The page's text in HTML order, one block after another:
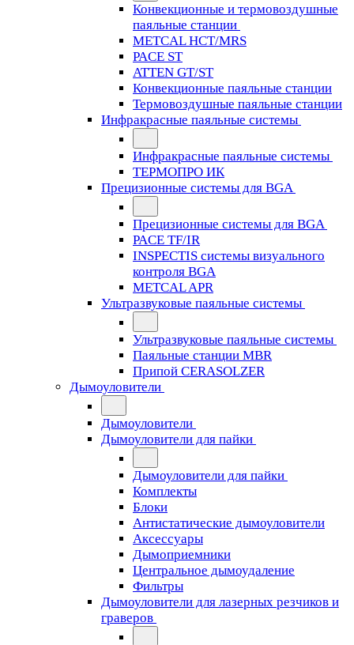
Конвекционные и термовоздушные
паяльные станции
METCAL HCT/MRS
PACE ST
ATTEN GT/ST
Конвекционные паяльные станции
Термовоздушные паяльные станции
Инфракрасные паяльные системы
Инфракрасные паяльные системы
ТЕРМОПРО ИК
Прецизионные системы для BGA
Прецизионные системы для BGA
PACE TF/IR
INSPECTIS системы визуального
контроля BGA
METCAL APR
Ультразвуковые паяльные системы
Ультразвуковые паяльные системы
Паяльные станции MBR
Припой CERASOLZER
Дымоуловители
Дымоуловители
Дымоуловители для пайки
Дымоуловители для пайки
Комплекты
Блоки
Антистатические дымоуловители
Аксессуары
Дымоприемники
Центральное дымоудаление
Фильтры
Дымоуловители для лазерных резчиков и
граверов